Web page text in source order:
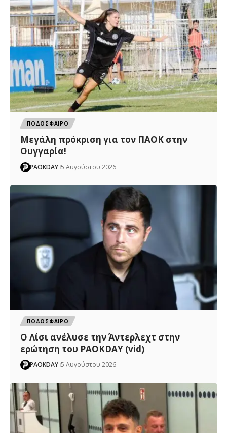
ΠΟΔΟΣΦΑΙΡΟ
Μεγάλη πρόκριση για τον ΠΑΟΚ στην
Ουγγαρία!
PAOKDAY 5 Αυγούστου 2026
ΠΟΔΟΣΦΑΙΡΟ
Ο Λίσι ανέλυσε την Άντερλεχτ στην
ερώτηση του PAOKDAY (vid)
PAOKDAY 5 Αυγούστου 2026